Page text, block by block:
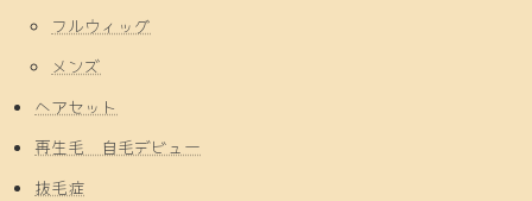
フルウィッグ
メンズ
ヘアセット
再生毛 自毛デビュー
抜毛症